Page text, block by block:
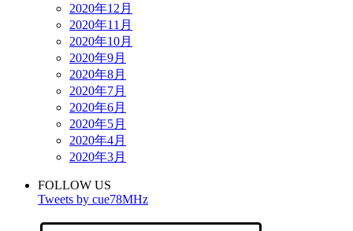
2020年12月
2020年11月
2020年10月
2020年9月
2020年8月
2020年7月
2020年6月
2020年5月
2020年4月
2020年3月
FOLLOW US
Tweets by cue78MHz